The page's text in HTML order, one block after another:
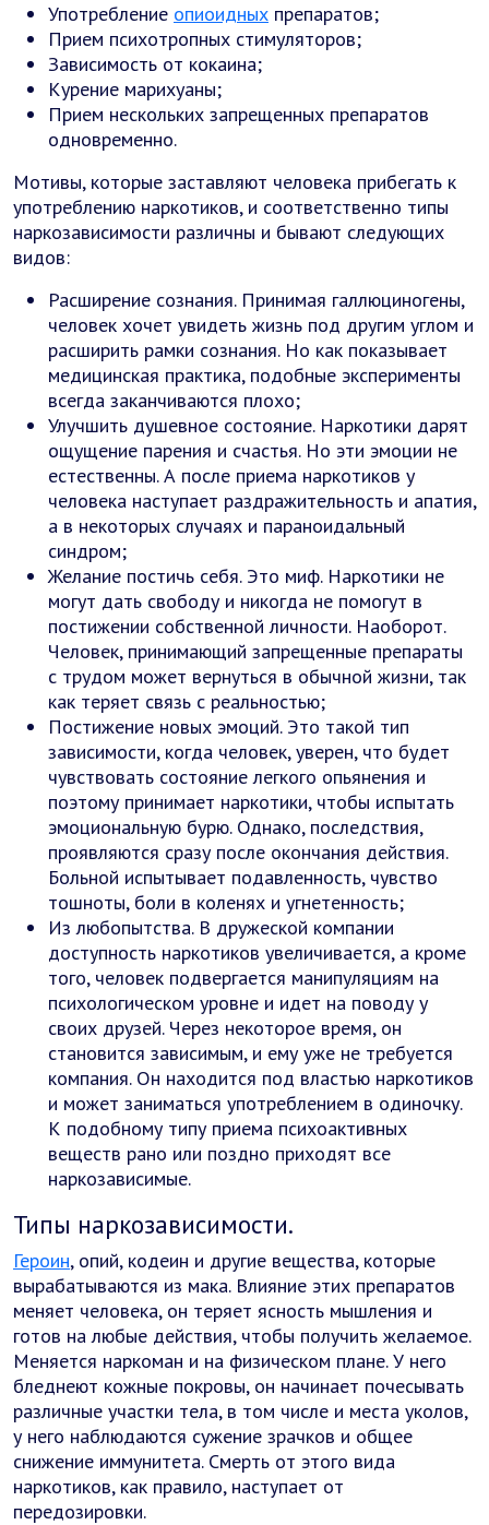
Употребление опиоидных препаратов;
Прием психотропных стимуляторов;
Зависимость от кокаина;
Курение марихуаны;
Прием нескольких запрещенных препаратов
одновременно.
Мотивы, которые заставляют человека прибегать к
употреблению наркотиков, и соответственно типы
наркозависимости различны и бывают следующих
видов:
Расширение сознания. Принимая галлюциногены,
человек хочет увидеть жизнь под другим углом и
расширить рамки сознания. Но как показывает
медицинская практика, подобные эксперименты
всегда заканчиваются плохо;
Улучшить душевное состояние. Наркотики дарят
ощущение парения и счастья. Но эти эмоции не
естественны. А после приема наркотиков у
человека наступает раздражительность и апатия,
а в некоторых случаях и параноидальный
синдром;
Желание постичь себя. Это миф. Наркотики не
могут дать свободу и никогда не помогут в
постижении собственной личности. Наоборот.
Человек, принимающий запрещенные препараты
с трудом может вернуться в обычной жизни, так
как теряет связь с реальностью;
Постижение новых эмоций. Это такой тип
зависимости, когда человек, уверен, что будет
чувствовать состояние легкого опьянения и
поэтому принимает наркотики, чтобы испытать
эмоциональную бурю. Однако, последствия,
проявляются сразу после окончания действия.
Больной испытывает подавленность, чувство
тошноты, боли в коленях и угнетенность;
Из любопытства. В дружеской компании
доступность наркотиков увеличивается, а кроме
того, человек подвергается манипуляциям на
психологическом уровне и идет на поводу у
своих друзей. Через некоторое время, он
становится зависимым, и ему уже не требуется
компания. Он находится под властью наркотиков
и может заниматься употреблением в одиночку.
К подобному типу приема психоактивных
веществ рано или поздно приходят все
наркозависимые.
Типы наркозависимости.
Героин, опий, кодеин и другие вещества, которые
вырабатываются из мака. Влияние этих препаратов
меняет человека, он теряет ясность мышления и
готов на любые действия, чтобы получить желаемое.
Меняется наркоман и на физическом плане. У него
бледнеют кожные покровы, он начинает почесывать
различные участки тела, в том числе и места уколов,
у него наблюдаются сужение зрачков и общее
снижение иммунитета. Смерть от этого вида
наркотиков, как правило, наступает от
передозировки.